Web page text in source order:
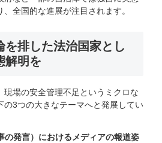
全国的な進展が注目されます。
を排した法治国家とし
解明を
現場の安全管理不足というミクロな
の3つの大きなテーマへと発展してい
の発言）におけるメディアの報道姿